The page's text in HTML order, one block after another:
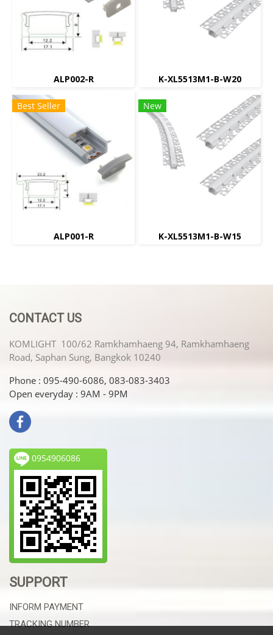
ALP002-R K-XL5513M1-B-W20
Best Seller
ALP001-R
New
K-XL5513M1-B-W15
CONTACT US
KOMLIGHT 100/62 Ramkhamhaeng 94, Ramkhamhaeng
Road, Saphan Sung, Bangkok 10240
Phone : 095-490-6086, 083-083-3403
Open everyday : 9AM - 9PM
0954906086
SUPPORT
INFORM PAYMENT
TRACKING NUMBER